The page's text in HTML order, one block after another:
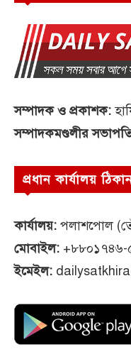
সম্পাদক ও প্রকাশক:
সম্পাদকমণ্ডলীর
প্রধান কার্যালয়
কার্যালয়: পলাশপোল
মোবাইল: +৮৮০১৭৪৬-
ইমেইল: